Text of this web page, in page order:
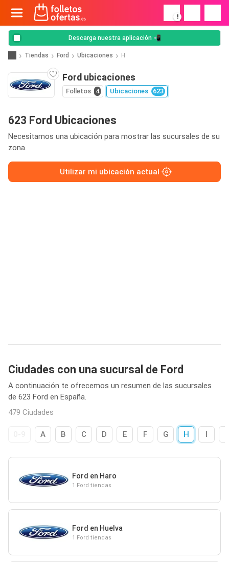
!
Descarga nuestra aplicación 📲
Tiendas Ford Ubicaciones H
Ford ubicaciones
Folletos 4 Ubicaciones 623
623 Ford Ubicaciones
Necesitamos una ubicación para mostrar las sucursales de su
zona.
Utilizar mi ubicación actual
Ciudades con una sucursal de Ford
A continuación te ofrecemos un resumen de las sucursales
de 623 Ford en España.
479 Ciudades
A B C D E F G H I
Ford en Haro
1 Ford tiendas
Ford en Huelva
1 Ford tiendas